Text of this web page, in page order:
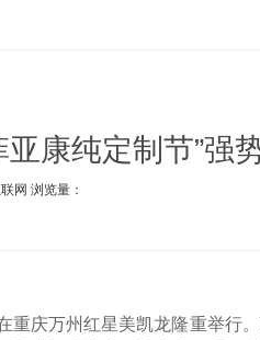
康纯定制节”强
网 浏览量：
庆万州红星美凯龙隆重举行